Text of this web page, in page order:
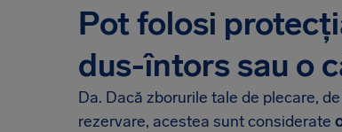
Pot folosi
dus-întors sau o
Da. Dacă zborurile tale de plecare,
rezervare, acestea sunt considerate